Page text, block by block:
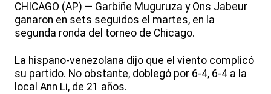
CHICAGO (AP) — Garbiñe Muguruza y Ons Jabeur
ganaron en sets seguidos el martes, en la
segunda ronda del torneo de Chicago.
La hispano-venezolana dijo que el viento complicó
su partido. No obstante, doblegó por 6-4, 6-4 a la
local Ann Li, de 21 años.